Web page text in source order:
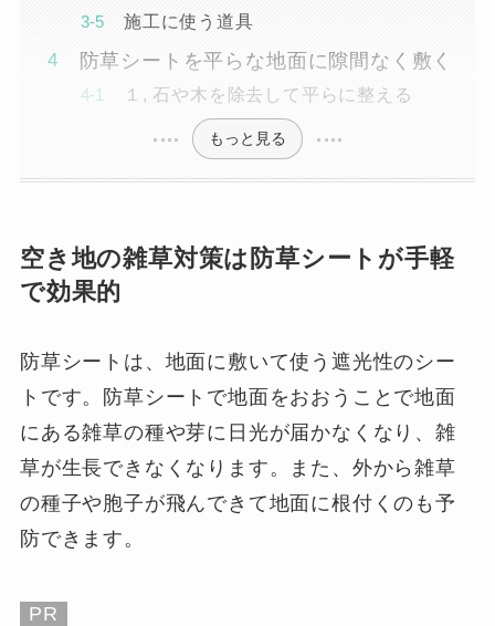
施工に使う道具
防草シートを平らな地面に隙間なく敷く
１, 石や木を除去して平らに整える
もっと見る
空き地の雑草対策は防草シートが手軽
で効果的
防草シートは、地面に敷いて使う遮光性のシー
トです。防草シートで地面をおおうことで地面
にある雑草の種や芽に日光が届かなくなり、雑
草が生長できなくなります。また、外から雑草
の種子や胞子が飛んできて地面に根付くのも予
防できます。
PR